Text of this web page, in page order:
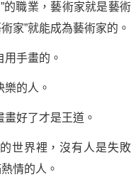
的職業，藝術家就是藝術
家”就能成為藝術家的。
手畫的。
的人。
好了才是王道。
世界裡，沒有人是失敗
情的人。